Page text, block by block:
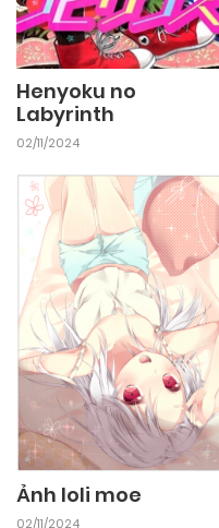
Henyoku no
Labyrinth
02/11/2024
Ảnh loli moe
02/11/2024